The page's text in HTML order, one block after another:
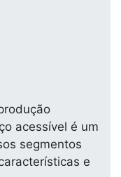
acessível é um
segmentos
e